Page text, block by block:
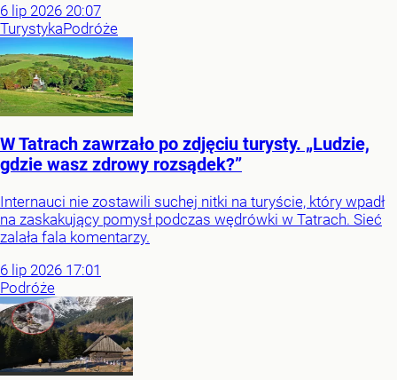
6 lip 2026 20:07
TurystykaPodróże
W Tatrach zawrzało po zdjęciu turysty. „Ludzie,
gdzie wasz zdrowy rozsądek?”
Internauci nie zostawili suchej nitki na turyście, który wpadł
na zaskakujący pomysł podczas wędrówki w Tatrach. Sieć
zalała fala komentarzy.
6 lip 2026 17:01
Podróże